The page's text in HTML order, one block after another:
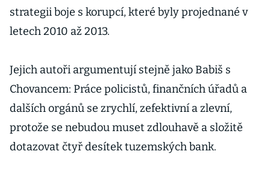
strategii boje s korupcí, které byly projednané v
letech 2010 až 2013.
Jejich autoři argumentují stejně jako Babiš s
Chovancem: Práce policistů, finančních úřadů a
dalších orgánů se zrychlí, zefektivní a zlevní,
protože se nebudou muset zdlouhavě a složitě
dotazovat čtyř desítek tuzemských bank.